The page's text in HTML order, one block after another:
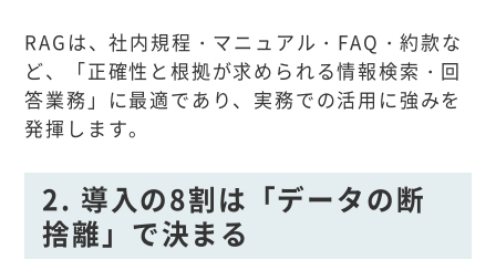
RAGは、社内規程・マニュアル・FAQ・約款な
ど、「正確性と根拠が求められる情報検索・回
答業務」に最適であり、実務での活用に強みを
発揮します。
2. 導入の8割は「データの断
捨離」で決まる